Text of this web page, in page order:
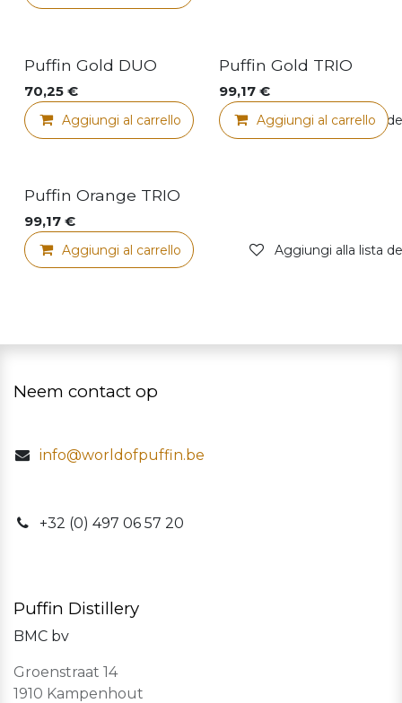
Voordeel pakket
Puffin Gold DUO
70,25 €
Aggiungi al carrello Aggiungi alla lista
Voordeel pakket
Puffin Gold TRIO
99,17€
Aggiungi al carrello
Voordeel pakket
Puffin Orange TRIO
99,17 €
Aggiungi al carrello Aggiungi alla lista
Neem contact op
info@worldofpuffin.be
​+32 (0) 497 06 57 20
Puffin Distillery
BMC bv
Groenstraat 14
1910 Kampenhout